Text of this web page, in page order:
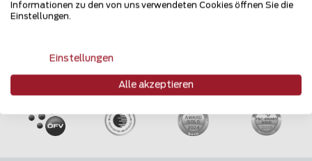
Mehrfach ausgezeichnet und immer am
Puls des Marktes
Informationen zu den von uns verwendeten Cookies öffnen Sie die
Einstellungen.
Einstellungen
Alle akzeptieren